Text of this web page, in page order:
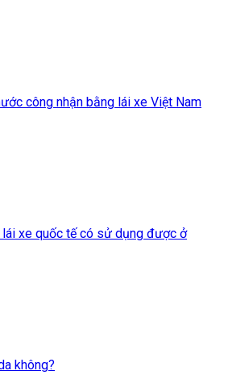
công nhận bằng lái xe Việt Nam
lái xe quốc tế có sử dụng được ở
không?